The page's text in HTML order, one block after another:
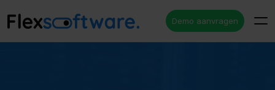
Demo aanvragen